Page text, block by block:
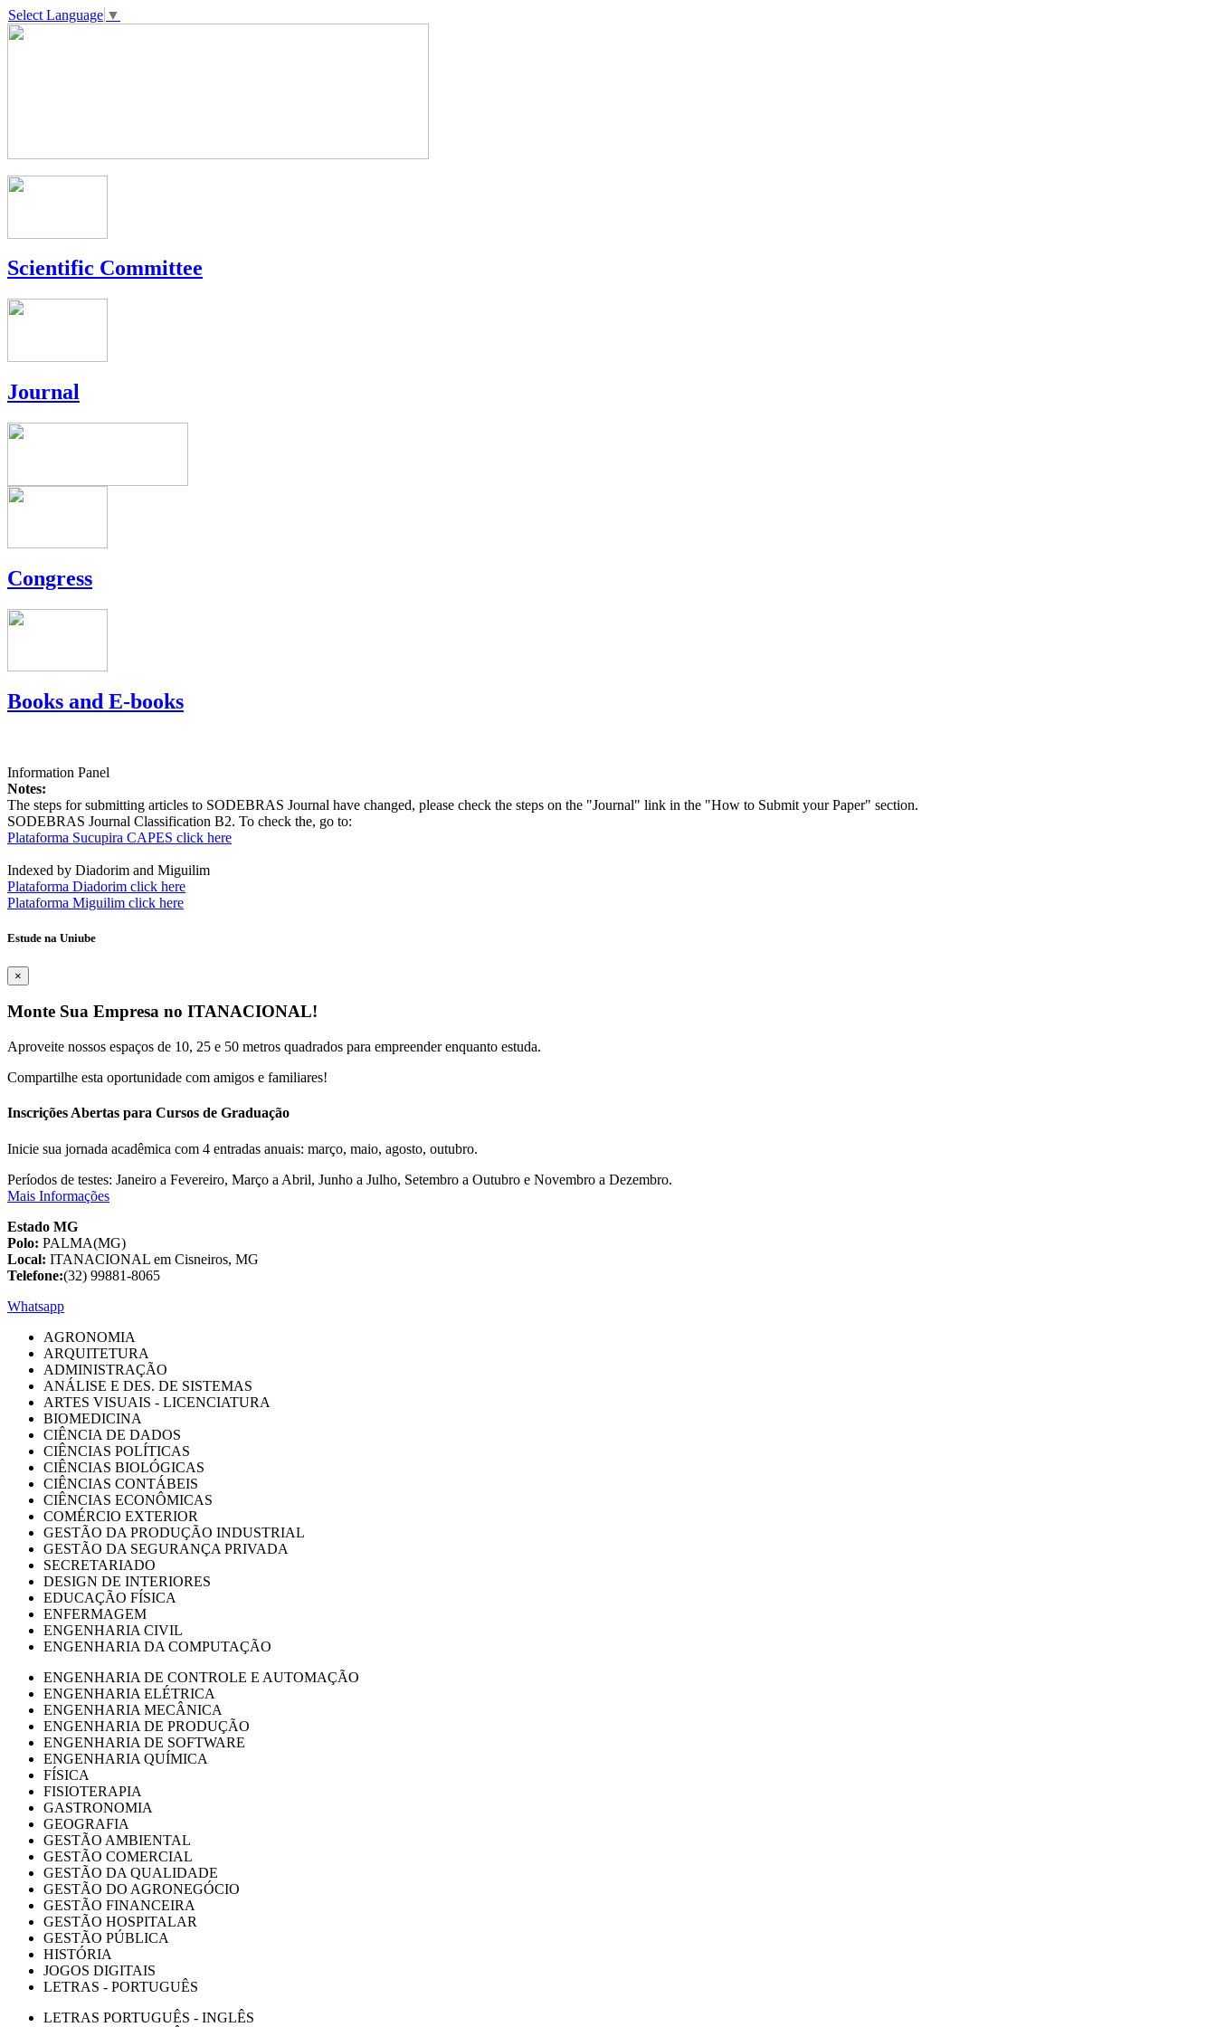
Select Language ▼
Scientific Committee
Journal
Congress
Books and E-books
Information Panel
Notes:
The steps for submitting articles to SODEBRAS Journal have changed, please check the steps on the "Journal" link in the "How to Submit your Paper" section.
SODEBRAS Journal Classification B2. To check the, go to:
Plataforma Sucupira CAPES click here
Indexed by Diadorim and Miguilim
Plataforma Diadorim click here
Plataforma Miguilim click here
Estude na Uniube
×
Monte Sua Empresa no ITANACIONAL!
Aproveite nossos espaços de 10, 25 e 50 metros quadrados para empreender enquanto estuda.
Compartilhe esta oportunidade com amigos e familiares!
Inscrições Abertas para Cursos de Graduação
Inicie sua jornada acadêmica com 4 entradas anuais: março, maio, agosto, outubro.
Períodos de testes: Janeiro a Fevereiro, Março a Abril, Junho a Julho, Setembro a Outubro e Novembro a Dezembro.
Mais Informações
Estado MG
Polo: PALMA(MG)
Local: ITANACIONAL em Cisneiros, MG
Telefone:(32) 99881-8065
Whatsapp
AGRONOMIA
ARQUITETURA
ADMINISTRAÇÃO
ANÁLISE E DES. DE SISTEMAS
ARTES VISUAIS - LICENCIATURA
BIOMEDICINA
CIÊNCIA DE DADOS
CIÊNCIAS POLÍTICAS
CIÊNCIAS BIOLÓGICAS
CIÊNCIAS CONTÁBEIS
CIÊNCIAS ECONÔMICAS
COMÉRCIO EXTERIOR
GESTÃO DA PRODUÇÃO INDUSTRIAL
GESTÃO DA SEGURANÇA PRIVADA
SECRETARIADO
DESIGN DE INTERIORES
EDUCAÇÃO FÍSICA
ENFERMAGEM
ENGENHARIA CIVIL
ENGENHARIA DA COMPUTAÇÃO
ENGENHARIA DE CONTROLE E AUTOMAÇÃO
ENGENHARIA ELÉTRICA
ENGENHARIA MECÂNICA
ENGENHARIA DE PRODUÇÃO
ENGENHARIA DE SOFTWARE
ENGENHARIA QUÍMICA
FÍSICA
FISIOTERAPIA
GASTRONOMIA
GEOGRAFIA
GESTÃO AMBIENTAL
GESTÃO COMERCIAL
GESTÃO DA QUALIDADE
GESTÃO DO AGRONEGÓCIO
GESTÃO FINANCEIRA
GESTÃO HOSPITALAR
GESTÃO PÚBLICA
HISTÓRIA
JOGOS DIGITAIS
LETRAS - PORTUGUÊS
LETRAS PORTUGUÊS - INGLÊS